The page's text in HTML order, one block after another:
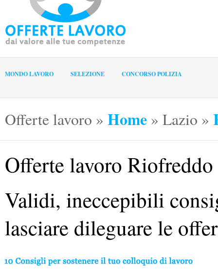
MONDO LAVORO SELEZIONE CONCORSO POLIZIA
Offerte lavoro » Home » Lazio »
Offerte lavoro Riofreddo
Validi, ineccepibili
lasciare dileguare le